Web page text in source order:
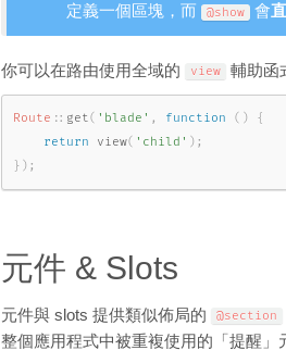
定義一個區塊，而
@show 會
你可以在路由使用全域的 view 輔助函
Route :: get( 'blade' , function ( )
{
return
view( 'child' ) ;
} ) ;
元件 & Slots
元件與 slots 提供類似佈局的 @section
整個應用程式中被重複使用的「提醒」